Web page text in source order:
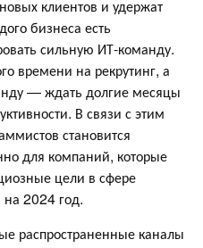
клиентов и удержат
бизнеса есть
сильную ИТ-команду.
времени на рекрутинг, а
— ждать долгие месяцы
В связи с этим
становится
для компаний, которые
цели в сфере
2024 год.
распространенные каналы